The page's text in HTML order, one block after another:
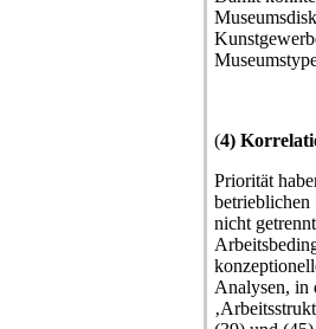
(4)
Priorität
betrieblichen
nicht
Analysen, in